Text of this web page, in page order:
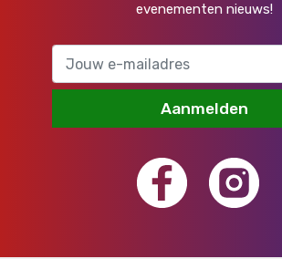
evenementen nieuws!
Aanmelden